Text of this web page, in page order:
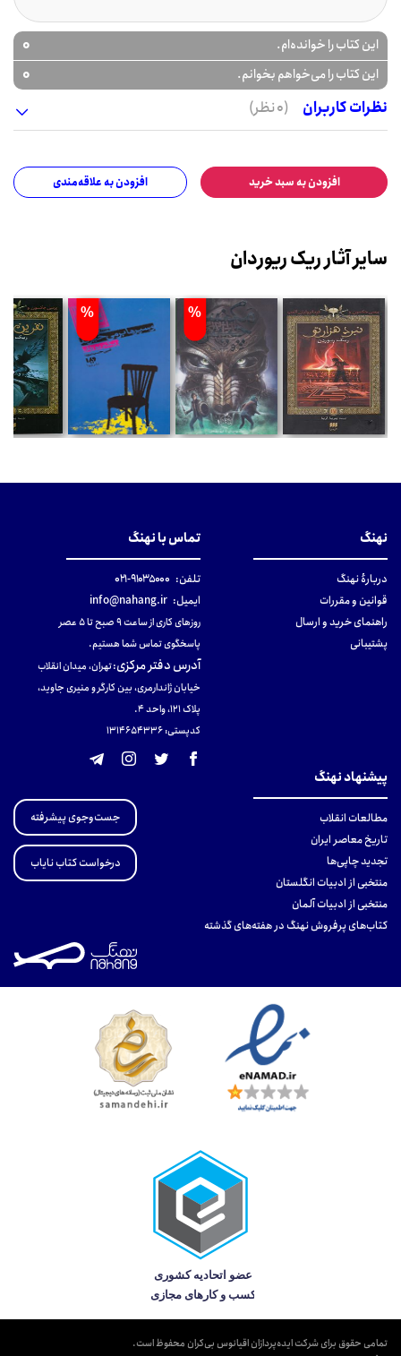
این کتاب را خوانده‌ام. 0
این کتاب را می‌خواهم بخوانم.
0
نظرات کاربران
(0 نظر)
افزودن به سبد خرید افزودن به علاقه‌مندی
سایر آثار ریک ریوردان
%
%
نهنگ
دربارهٔ نهنگ
قوانین و مقررات
راهنمای خرید و ارسال
پشتیبانی
تماس با نهنگ
تلفن: ۹۱۰۳۵۰۰۰-۰۲۱
ایمیل: info@nahang.ir
روزهای کاری از ساعت ۹ صبح تا ۵ عصر
پاسخگوی تماس شما هستیم.
آدرس دفتر مرکزی:تهران، میدان انقلاب
خیابان ژاندارمری، بین کارگر و منیری جاوید،
پلاک 121، واحد ۴.
کدپستی: 131465433۶
پیشنهاد نهنگ
مطالعات انقلاب
تاریخ معاصر ایران
تجدید چاپی‌ها
منتخبی از ادبیات انگلستان
منتخبی از ادبیات آلمان
کتاب‌های پرفروش نهنگ در هفته‌های گذشته
جست‌وجوی پیشرفته
درخواست کتاب نایاب
تمامی حقوق برای شرکت ایده‌پردازان اقیانوس بی‌کران محفوظ است.